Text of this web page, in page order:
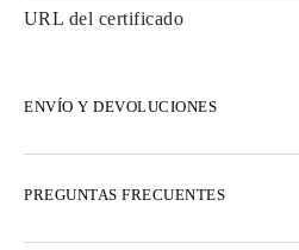
URL del certificado
ENVÍO Y DEVOLUCIONES
Opciones de entrega exprés
PREGUNTAS FRECUENTES